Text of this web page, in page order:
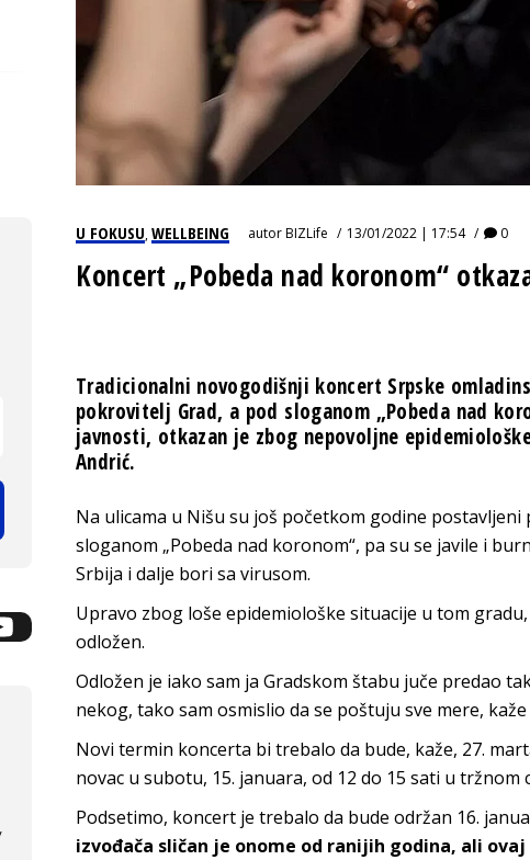
U FOKUSU,WELLBEING autorBIZLife 13/01/2022 | 17:54 0
Koncert „Pobeda nad koronom“
Tradicionalni novogodišnji koncert Srpske
pokrovitelj Grad, a pod sloganom „Pobeda nad
javnosti, otkazan je zbog nepovoljne
Andrić.
Na ulicama u Nišu su još početkom godine
sloganom „Pobeda nad koronom“, pa su se javile i
Srbija i dalje bori sa virusom.
Upravo zbog loše epidemiološke situacije u tom
odložen.
Odložen je iako sam ja Gradskom štabu juče predao
nekog, tako sam osmislio da se poštuju sve mere, kaže
Novi termin koncerta bi trebalo da bude, kaže, 27.
novac u subotu, 15. januara, od 12 do 15 sati u tržnom
Podsetimo, koncert je trebalo da bude održan 16.
izvođača sličan je onome od ranijih godina, ali